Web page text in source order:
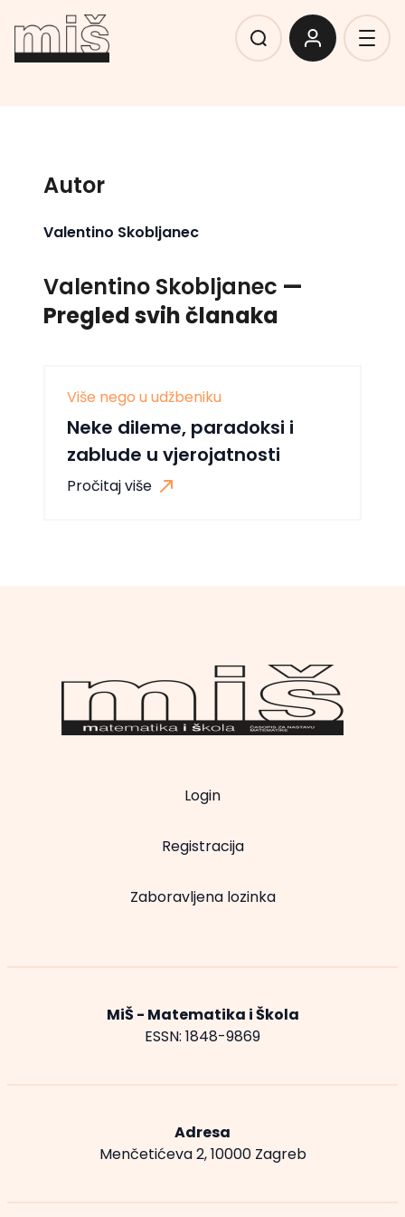
Autor
Valentino Skobljanec
Valentino Skobljanec —
Pregled svih članaka
Više nego u udžbeniku
Neke dileme, paradoksi i
zablude u vjerojatnosti
Pročitaj više
Login
Registracija
Zaboravljena lozinka
MiŠ - Matematika i Škola
ESSN: 1848-9869
Adresa
Menčetićeva 2, 10000 Zagreb